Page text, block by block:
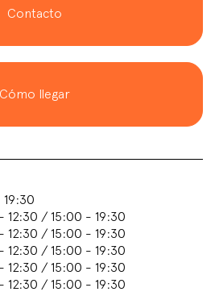
Contacto
Cómo llegar
12:30 / 15:00 - 19:30
12:30 / 15:00 - 19:30
12:30 / 15:00 - 19:30
12:30 / 15:00 - 19:30
12:30 / 15:00 - 19:30